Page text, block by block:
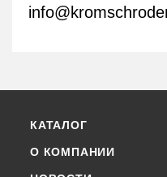
КАТАЛОГ
О КОМПАНИИ